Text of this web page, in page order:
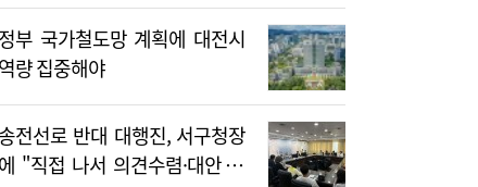
정부 국가철도망 계획에 대전시
역량 집중해야
송전선로 반대 대행진, 서구청장
에 "직접 나서 의견수렴·대안 제